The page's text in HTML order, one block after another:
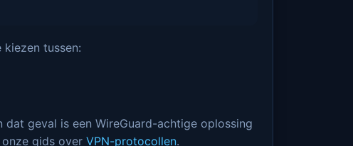
tussen:
dat geval is een WireGuard-achtige oplossing
gids over VPN-protocollen.